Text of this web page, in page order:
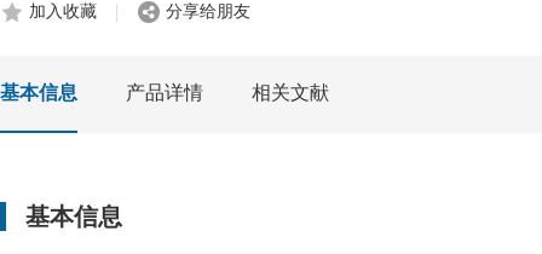
加入收藏 分享给朋友
基本信息 产品详情 相关文献
基本信息